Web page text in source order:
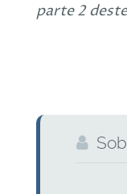
parte 2